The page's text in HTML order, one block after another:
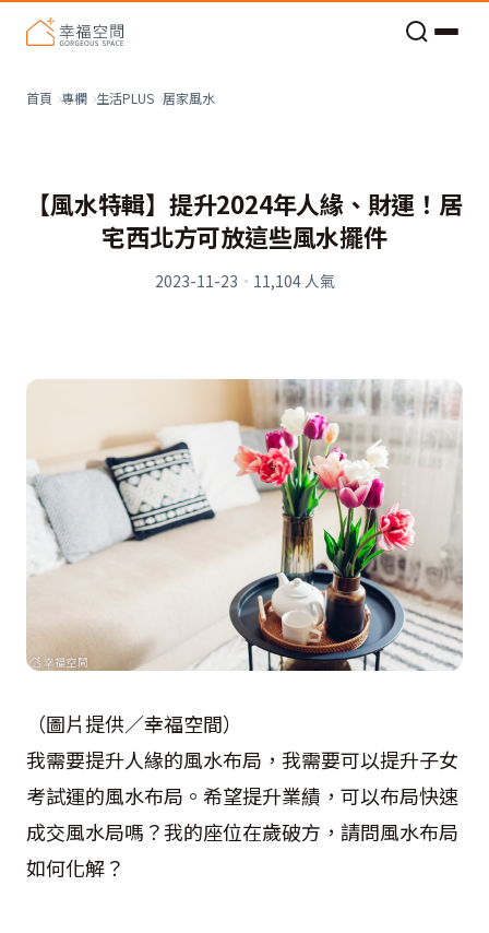
首頁 專欄 生活PLUS 居家風水
【風水特輯】提升2024年人緣、財運！居
宅西北方可放這些風水擺件
2023-11-23 · 11,104人氣
（圖片提供／幸福空間）
我需要提升人緣的風水布局，我需要可以提升子女
考試運的風水布局。希望提升業績，可以布局快速
成交風水局嗎？我的座位在歲破方，請問風水布局
如何化解？